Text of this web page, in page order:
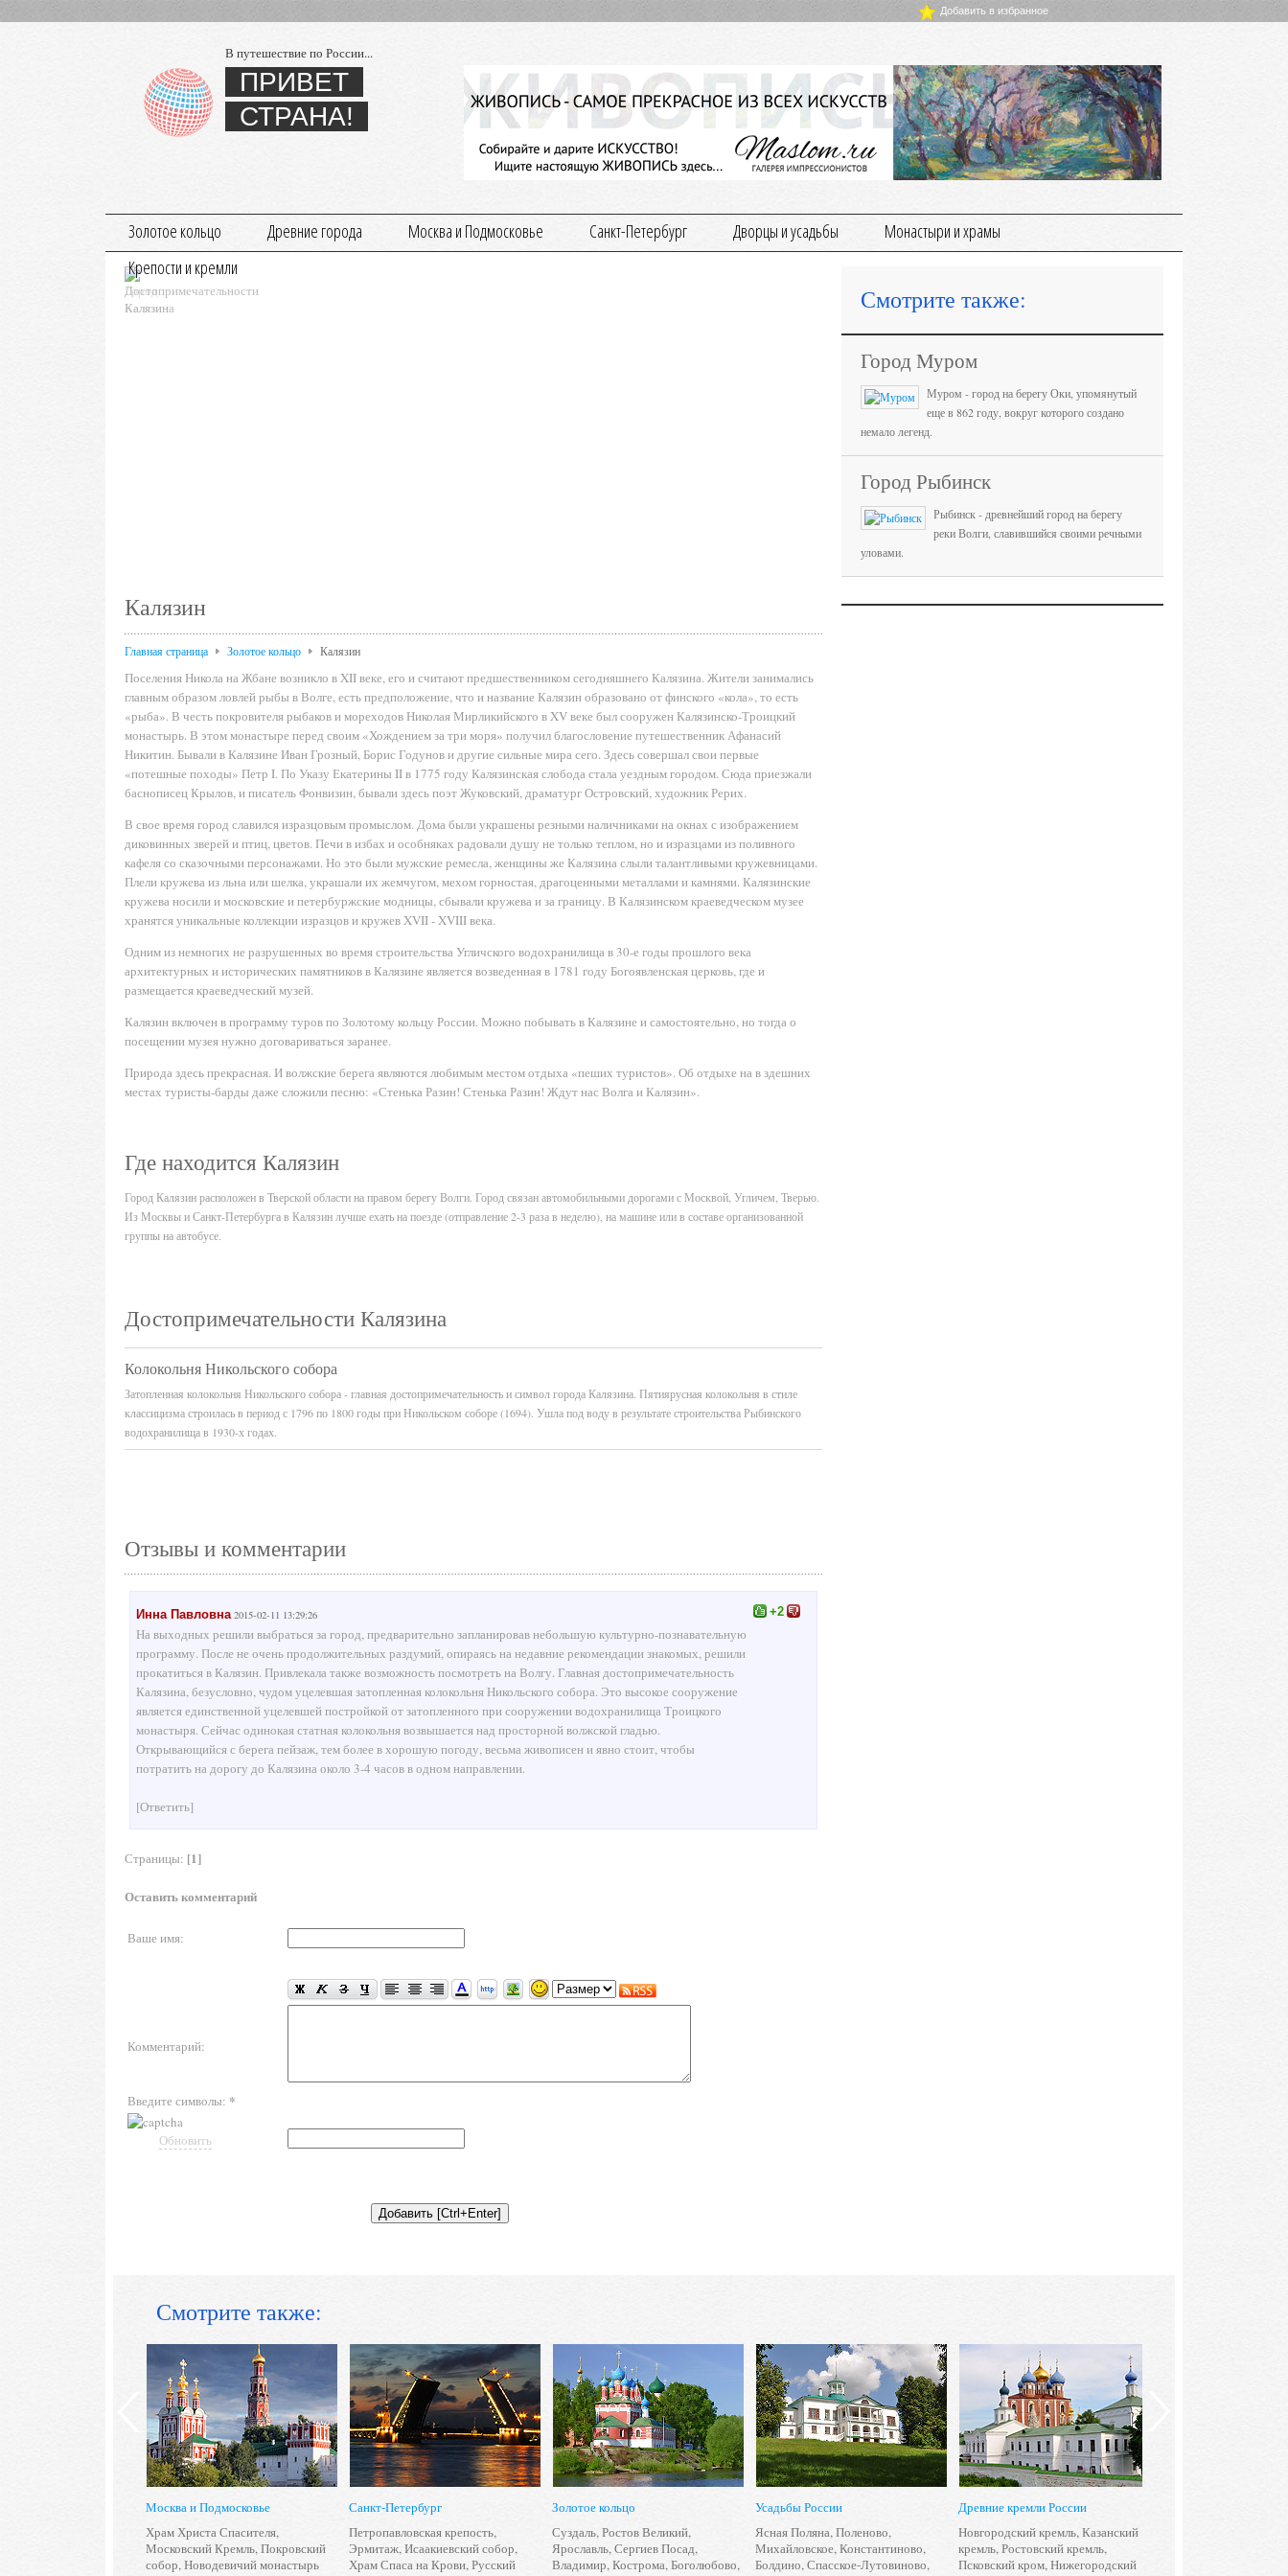
Добавить в избранное
В путешествие по России...
ПРИВЕТ
СТРАНА!
Золотое кольцо Древние города Москва и Подмосковье Санкт-Петербург Дворцы и усадьбы
Монастыри и храмы
Крепости и кремли
Калязин
Главная страница Золотое кольцо Калязин
Поселения Никола на Жбане возникло в XII веке, его и считают предшественником сегодняшнего Калязина. Жители занимались
главным образом ловлей рыбы в Волге, есть предположение, что и название Калязин образовано от финского «кола», то есть
«рыба». В честь покровителя рыбаков и мореходов Николая Мирликийского в XV веке был сооружен Калязинско-Троицкий
монастырь. В этом монастыре перед своим «Хождением за три моря» получил благословение путешественник Афанасий
Никитин. Бывали в Калязине Иван Грозный, Борис Годунов и другие сильные мира сего. Здесь совершал свои первые
«потешные походы» Петр I. По Указу Екатерины II в 1775 году Калязинская слобода стала уездным городом. Сюда приезжали
баснописец Крылов, и писатель Фонвизин, бывали здесь поэт Жуковский, драматург Островский, художник Рерих.
В свое время город славился изразцовым промыслом. Дома были украшены резными наличниками на окнах с изображением
диковинных зверей и птиц, цветов. Печи в избах и особняках радовали душу не только теплом, но и изразцами из поливного
кафеля со сказочными персонажами. Но это были мужские ремесла, женщины же Калязина слыли талантливыми кружевницами.
Плели кружева из льна или шелка, украшали их жемчугом, мехом горностая, драгоценными металлами и камнями. Калязинские
кружева носили и московские и петербуржские модницы, сбывали кружева и за границу. В Калязинском краеведческом музее
хранятся уникальные коллекции изразцов и кружев XVII - XVIII века.
Одним из немногих не разрушенных во время строительства Угличского водохранилища в 30-е годы прошлого века
архитектурных и исторических памятников в Калязине является возведенная в 1781 году Богоявленская церковь, где и
размещается краеведческий музей.
Калязин включен в программу туров по Золотому кольцу России. Можно побывать в Калязине и самостоятельно, но тогда о
посещении музея нужно договариваться заранее.
Природа здесь прекрасная. И волжские берега являются любимым местом отдыха «пеших туристов». Об отдыхе на в здешних
местах туристы-барды даже сложили песню: «Стенька Разин! Стенька Разин! Ждут нас Волга и Калязин».
Где находится Калязин
Город Калязин расположен в Тверской области на правом берегу Волги. Город связан автомобильными дорогами с Москвой, Угличем, Тверью.
Из Москвы и Санкт-Петербурга в Калязин лучше ехать на поезде (отправление 2-3 раза в неделю), на машине или в составе организованной
группы на автобусе.
Достопримечательности Калязина
Колокольня Никольского собора
Затопленная колокольня Никольского собора - главная достопримечательность и символ города Калязина. Пятиярусная колокольня в стиле
классицизма строилась в период с 1796 по 1800 годы при Никольском соборе (1694). Ушла под воду в результате строительства Рыбинского
водохранилища в 1930-х годах.
Отзывы и комментарии
Инна Павловна 2015-02-11 13:29:26
На выходных решили выбраться за город, предварительно запланировав небольшую культурно-познавательную
программу. После не очень продолжительных раздумий, опираясь на недавние рекомендации знакомых, решили
прокатиться в Калязин. Привлекала также возможность посмотреть на Волгу. Главная достопримечательность
Калязина, безусловно, чудом уцелевшая затопленная колокольня Никольского собора. Это высокое сооружение
является единственной уцелевшей постройкой от затопленного при сооружении водохранилища Троицкого
монастыря. Сейчас одинокая статная колокольня возвышается над просторной волжской гладью.
Открывающийся с берега пейзаж, тем более в хорошую погоду, весьма живописен и явно стоит, чтобы
потратить на дорогу до Калязина около 3-4 часов в одном направлении.
[Ответить]
+2
Страницы: [1]
Оставить комментарий
Ваше имя:
Комментарий:
Введите символы: *
Обновить
Смотрите также:
Город Муром
Муром - город на берегу Оки, упомянутый
еще в 862 году, вокруг которого создано
немало легенд.
Город Рыбинск
Рыбинск - древнейший город на берегу
реки Волги, славившийся своими речными
уловами.
Смотрите также:
Москва и Подмосковье
Храм Христа Спасителя,
Московский Кремль,Покровский
собор,Новодевичий монастырь
Санкт-Петербург
Петропавловская крепость,
Эрмитаж,Исаакиевский собор,
Храм Спаса на Крови,Русский
Золотое кольцо
Суздаль,Ростов Великий,
Ярославль,Сергиев Посад,
Владимир,Кострома,Боголюбово,
Усадьбы России
Ясная Поляна,Поленово,
Михайловское,Константиново,
Болдино,Спасское-Лутовиново,
Древние кремли России
Новгородский кремль,Казанский
кремль,Ростовский кремль,
Псковский кром,Нижегородский